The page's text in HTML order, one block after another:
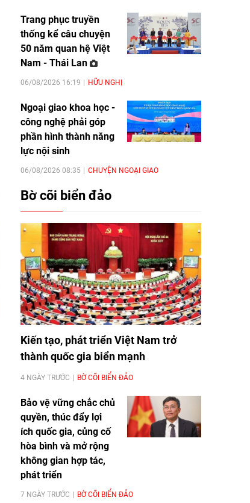
Trang phục truyền
thống kể câu chuyện
50 năm quan hệ Việt
Nam - Thái Lan
06/08/2026 16:19 HỮU NGHỊ
Ngoại giao khoa học -
công nghệ phải góp
phần hình thành năng
lực nội sinh
06/08/2026 08:35 CHUYỆN NGOẠI GIAO
Bờ cõi biển đảo
Kiến tạo, phát triển Việt Nam trở
thành quốc gia biển mạnh
4 NGÀY TRƯỚC BỜ CÕI BIỂN ĐẢO
Bảo vệ vững chắc chủ
quyền, thúc đẩy lợi
ích quốc gia, củng cố
hòa bình và mở rộng
không gian hợp tác,
phát triển
7 NGÀY TRƯỚC BỜ CÕI BIỂN ĐẢO